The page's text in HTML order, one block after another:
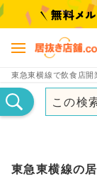
東急東横線で飲食店
この検
東急東横線の